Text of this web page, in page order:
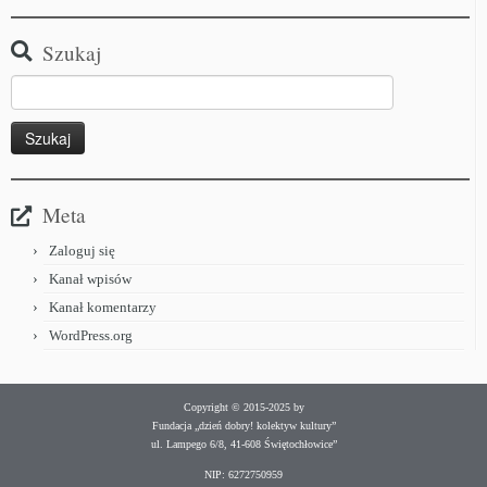
Szukaj
Meta
Zaloguj się
Kanał wpisów
Kanał komentarzy
WordPress.org
Copyright © 2015-2025 by
Fundacja „dzień dobry! kolektyw kultury”
ul. Lampego 6/8, 41-608 Świętochłowice”
NIP: 6272750959